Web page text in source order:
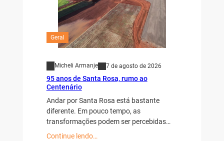
Geral
Micheli Armanje 7 de agosto de 2026
95 anos de Santa Rosa, rumo ao
Centenário
Andar por Santa Rosa está bastante
diferente. Em pouco tempo, as
transformações podem ser percebidas…
Continue lendo…